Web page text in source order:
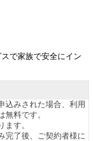
で家族で安全にイン
込みされた場合、利用
無料です。
ます。
完了後、ご契約者様に